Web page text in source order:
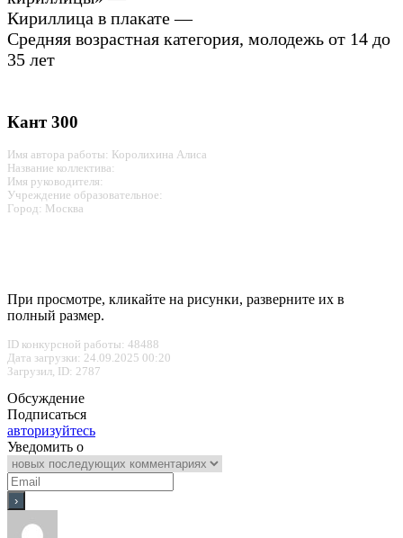
Кириллица в плакате —
Средняя возрастная категория, молодежь от 14 до
35 лет
Кант 300
Имя автора работы: Королихина Алиса
Название коллектива:
Имя руководителя:
Учреждение образовательное:
Город: Москва
При просмотре, кликайте на рисунки, разверните их в
полный размер.
ID конкурсной работы: 48488
Дата загрузки: 24.09.2025 00:20
Загрузил, ID: 2787
Обсуждение
Подписаться
авторизуйтесь
Уведомить о